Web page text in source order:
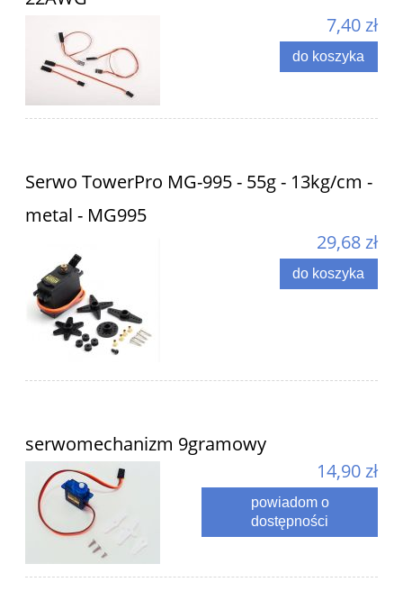
7,40 zł
do koszyka
Serwo TowerPro MG-995 - 55g - 13kg/cm -
metal - MG995
29,68 zł
do koszyka
serwomechanizm 9gramowy
14,90 zł
powiadom o
dostępności